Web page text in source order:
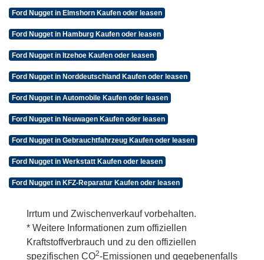
Ford Nugget in Elmshorn Kaufen oder leasen
Ford Nugget in Hamburg Kaufen oder leasen
Ford Nugget in Itzehoe Kaufen oder leasen
Ford Nugget in Norddeutschland Kaufen oder leasen
Ford Nugget in Automobile Kaufen oder leasen
Ford Nugget in Neuwagen Kaufen oder leasen
Ford Nugget in Gebrauchtfahrzeug Kaufen oder leasen
Ford Nugget in Werkstatt Kaufen oder leasen
Ford Nugget in KFZ-Reparatur Kaufen oder leasen
Irrtum und Zwischenverkauf vorbehalten.
* Weitere Informationen zum offiziellen
Kraftstoffverbrauch und zu den offiziellen
spezifischen CO2-Emissionen und gegebenenfalls